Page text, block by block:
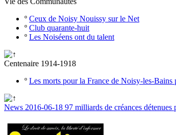
º Ceux de Noisy Nouissy sur le Net
º Club quarante-huit
º Les Noiséens ont du talent
Centenaire 1914-1918
º Les morts pour la France de Noisy-les-Bains
News 2016-06-18 97 milliards de créances